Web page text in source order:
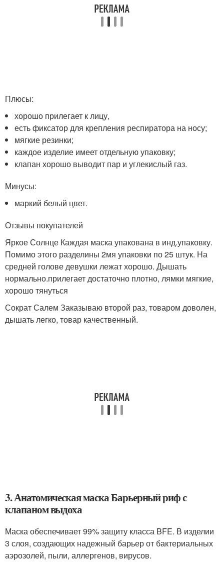
Плюсы:
хорошо прилегает к лицу,
есть фиксатор для крепления респиратора на носу;
мягкие резинки;
каждое изделие имеет отдельную упаковку;
клапан хорошо выводит пар и углекислый газ.
Минусы:
маркий белый цвет.
Отзывы покупателей
Яркое Солнце Каждая маска упакована в инд.упаковку.
Помимо этого разделины 2мя упаковки по 25 штук. На
средней голове девушки лежат хорошо. Дышать
нормально.прилегает достаточно плотно, лямки мягкие,
хорошо тянуться
Сократ Салем Заказываю второй раз, товаром доволен,
дышать легко, товар качественный.
3. Анатомическая маска Барьерный риф с
клапаном выдоха
Маска обеспечивает 99% защиту класса BFE. В изделии
3 слоя, создающих надежный барьер от бактериальных
аэрозолей, пыли, аллергенов, вирусов.